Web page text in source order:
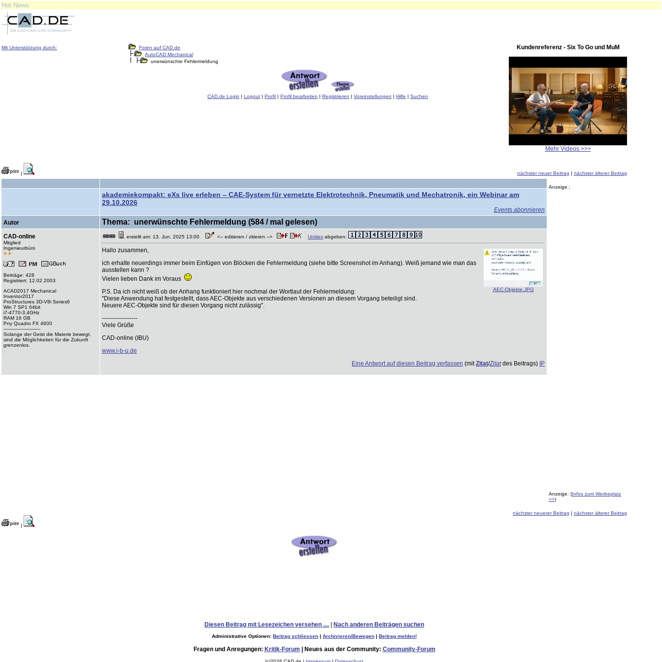
Hot News:
Mit Unterstützung durch:
Foren auf CAD.de
AutoCAD Mechanical
unerwünschte Fehlermeldung
CAD.de Login | Logout | Profil | Profil bearbeiten | Registrieren | Voreinstellungen | Hilfe | Suchen
Kundenreferenz - Six To Go und MuM
Mehr Videos >>>
| nächster neuer Beitrag | nächster älterer Beitrag
akademiekompakt: eXs live erleben – CAE-System für vernetzte Elektrotechnik, Pneumatik und Mechatronik, ein Webinar am
29.10.2026
Events abonnieren
Autor
Thema: unerwünschte Fehlermeldung (584 / mal gelesen)
CAD-online
Mitglied
Ingenieurbüro
Beiträge: 428
Registriert: 12.02.2003
ACAD2017 Mechanical
Inventor2017
ProStructures 3D-V8i Series6
Win 7 SP1 64bit
i7-4770-3,4GHz
RAM 16 GB
Pny Quadro FX 4600
-------------------------
Solange der Geist die Materie bewegt,
sind die Möglichkeiten für die Zukunft
grenzenlos.
erstellt am: 13. Jun. 2025 13:00 <-- editieren / zitieren --> Unities abgeben:
AEC-Objekte.JPG
Hallo zusammen,
ich erhalte neuerdings immer beim Einfügen von Blöcken die Fehlermeldung (siehe bitte Screenshot im Anhang). Weiß jemand wie man das
ausstellen kann ?
Vielen lieben Dank im Voraus
P.S. Da ich nicht weiß ob der Anhang funktioniert hier nochmal der Wortlaut der Fehlermeldung:
"Diese Anwendung hat festgestellt, dass AEC-Objekte aus verschiedenen Versionen an diesem Vorgang beteiligt sind.
Neuere AEC-Objekte sind für diesen Vorgang nicht zulässig".
------------------
Viele Grüße
CAD-online (IBU)
www.i-b-u.de
Eine Antwort auf diesen Beitrag verfassen (mitZitat/Zitatdes Beitrags) IP
Anzeige.:
Anzeige: (Infos zum Werbeplatz
>>)
|
nächster neuerer Beitrag | nächster älterer Beitrag
Diesen Beitrag mit Lesezeichen versehen .... Nach anderen Beiträgen suchen
Administrative Optionen: Beitrag schliessen | Archivieren/Bewegen | Beitrag melden!
Fragen und Anregungen: Kritik-Forum | Neues aus der Community: Community-Forum